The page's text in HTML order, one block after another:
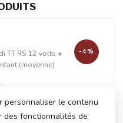
TT RS 12 volts +
(moyenne)
-4%
personnaliser le contenu
des fonctionnalités de